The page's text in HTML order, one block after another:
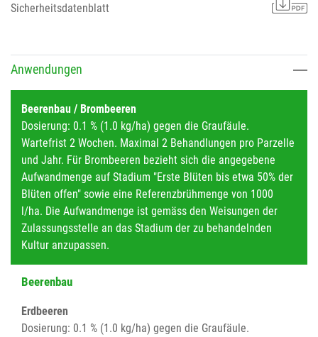
Sicherheitsdatenblatt
Anwendungen
Beerenbau / Brombeeren
Dosierung: 0.1 % (1.0 kg/ha) gegen die Graufäule.
Wartefrist 2 Wochen. Maximal 2 Behandlungen pro Parzelle
und Jahr. Für Brombeeren bezieht sich die angegebene
Aufwandmenge auf Stadium "Erste Blüten bis etwa 50% der
Blüten offen" sowie eine Referenzbrühmenge von 1000
l/ha. Die Aufwandmenge ist gemäss den Weisungen der
Zulassungsstelle an das Stadium der zu behandelnden
Kultur anzupassen.
Beerenbau
Erdbeeren
Dosierung: 0.1 % (1.0 kg/ha) gegen die Graufäule.